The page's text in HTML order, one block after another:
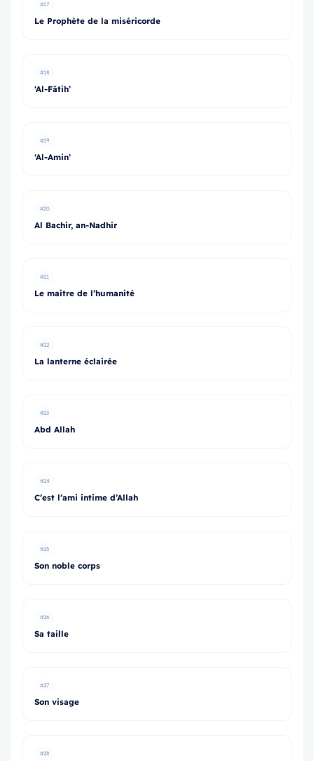
#17
Le Prophète de la miséricorde
#18
‘Al-Fātih’
#19
‘Al-Amin’
#20
Al Bachir, an-Nadhir
#21
Le maitre de l’humanité
#22
La lanterne éclairée
#23
Abd Allah
#24
C’est l’ami intime d’Allah
#25
Son noble corps
#26
Sa taille
#27
Son visage
#28